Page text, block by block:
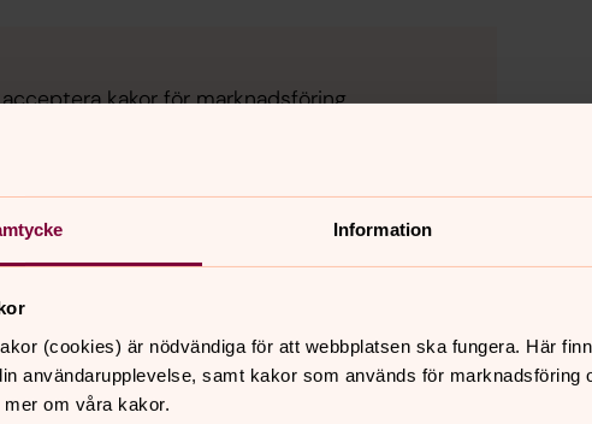
Information
(cookies) är nödvändiga för att webbplatsen ska fungera. Här
användarupplevelse, samt kakor som används för marknadsföring
om våra kakor.
kakor för marknadsföring.